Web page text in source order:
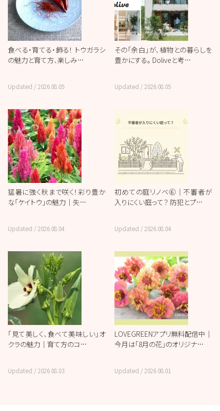
食べる・育てる・飾る！ トウガラシ
の魅力と育て方、楽しみ…
Updated /2026.08.05
その「余白」が、植物との暮らしを
豊かにする。 Doliveと考…
Updated /2026.08.05
猛暑に強く秋まで咲く！彩り豊か
な「ケイトウ」の魅力｜失…
Updated /2026.08.04
初めての庭リノベ⑥｜不審者が
入りにくい庭って？ 防犯とプ…
Updated /2026.08.04
「見て美しく、食べて美味しい」オ
クラの魅力｜育て方のコ…
Updated /2026.08.03
LOVEGREENアプリ無料配信中｜
今月は「8月の花」のオリジナ…
Updated /2026.08.01